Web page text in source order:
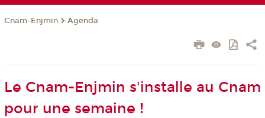
Cnam-Enjmin Agenda
Le Cnam-Enjmin s'installe au Cnam
pour une semaine !